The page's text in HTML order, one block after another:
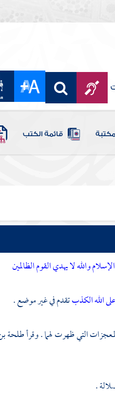
قائمة الكتب
والله لا يهدي القوم الظالمين
الله الكذبتقدم في غير موضع .
التي ظهرت لهما . وقرأطلحة
.